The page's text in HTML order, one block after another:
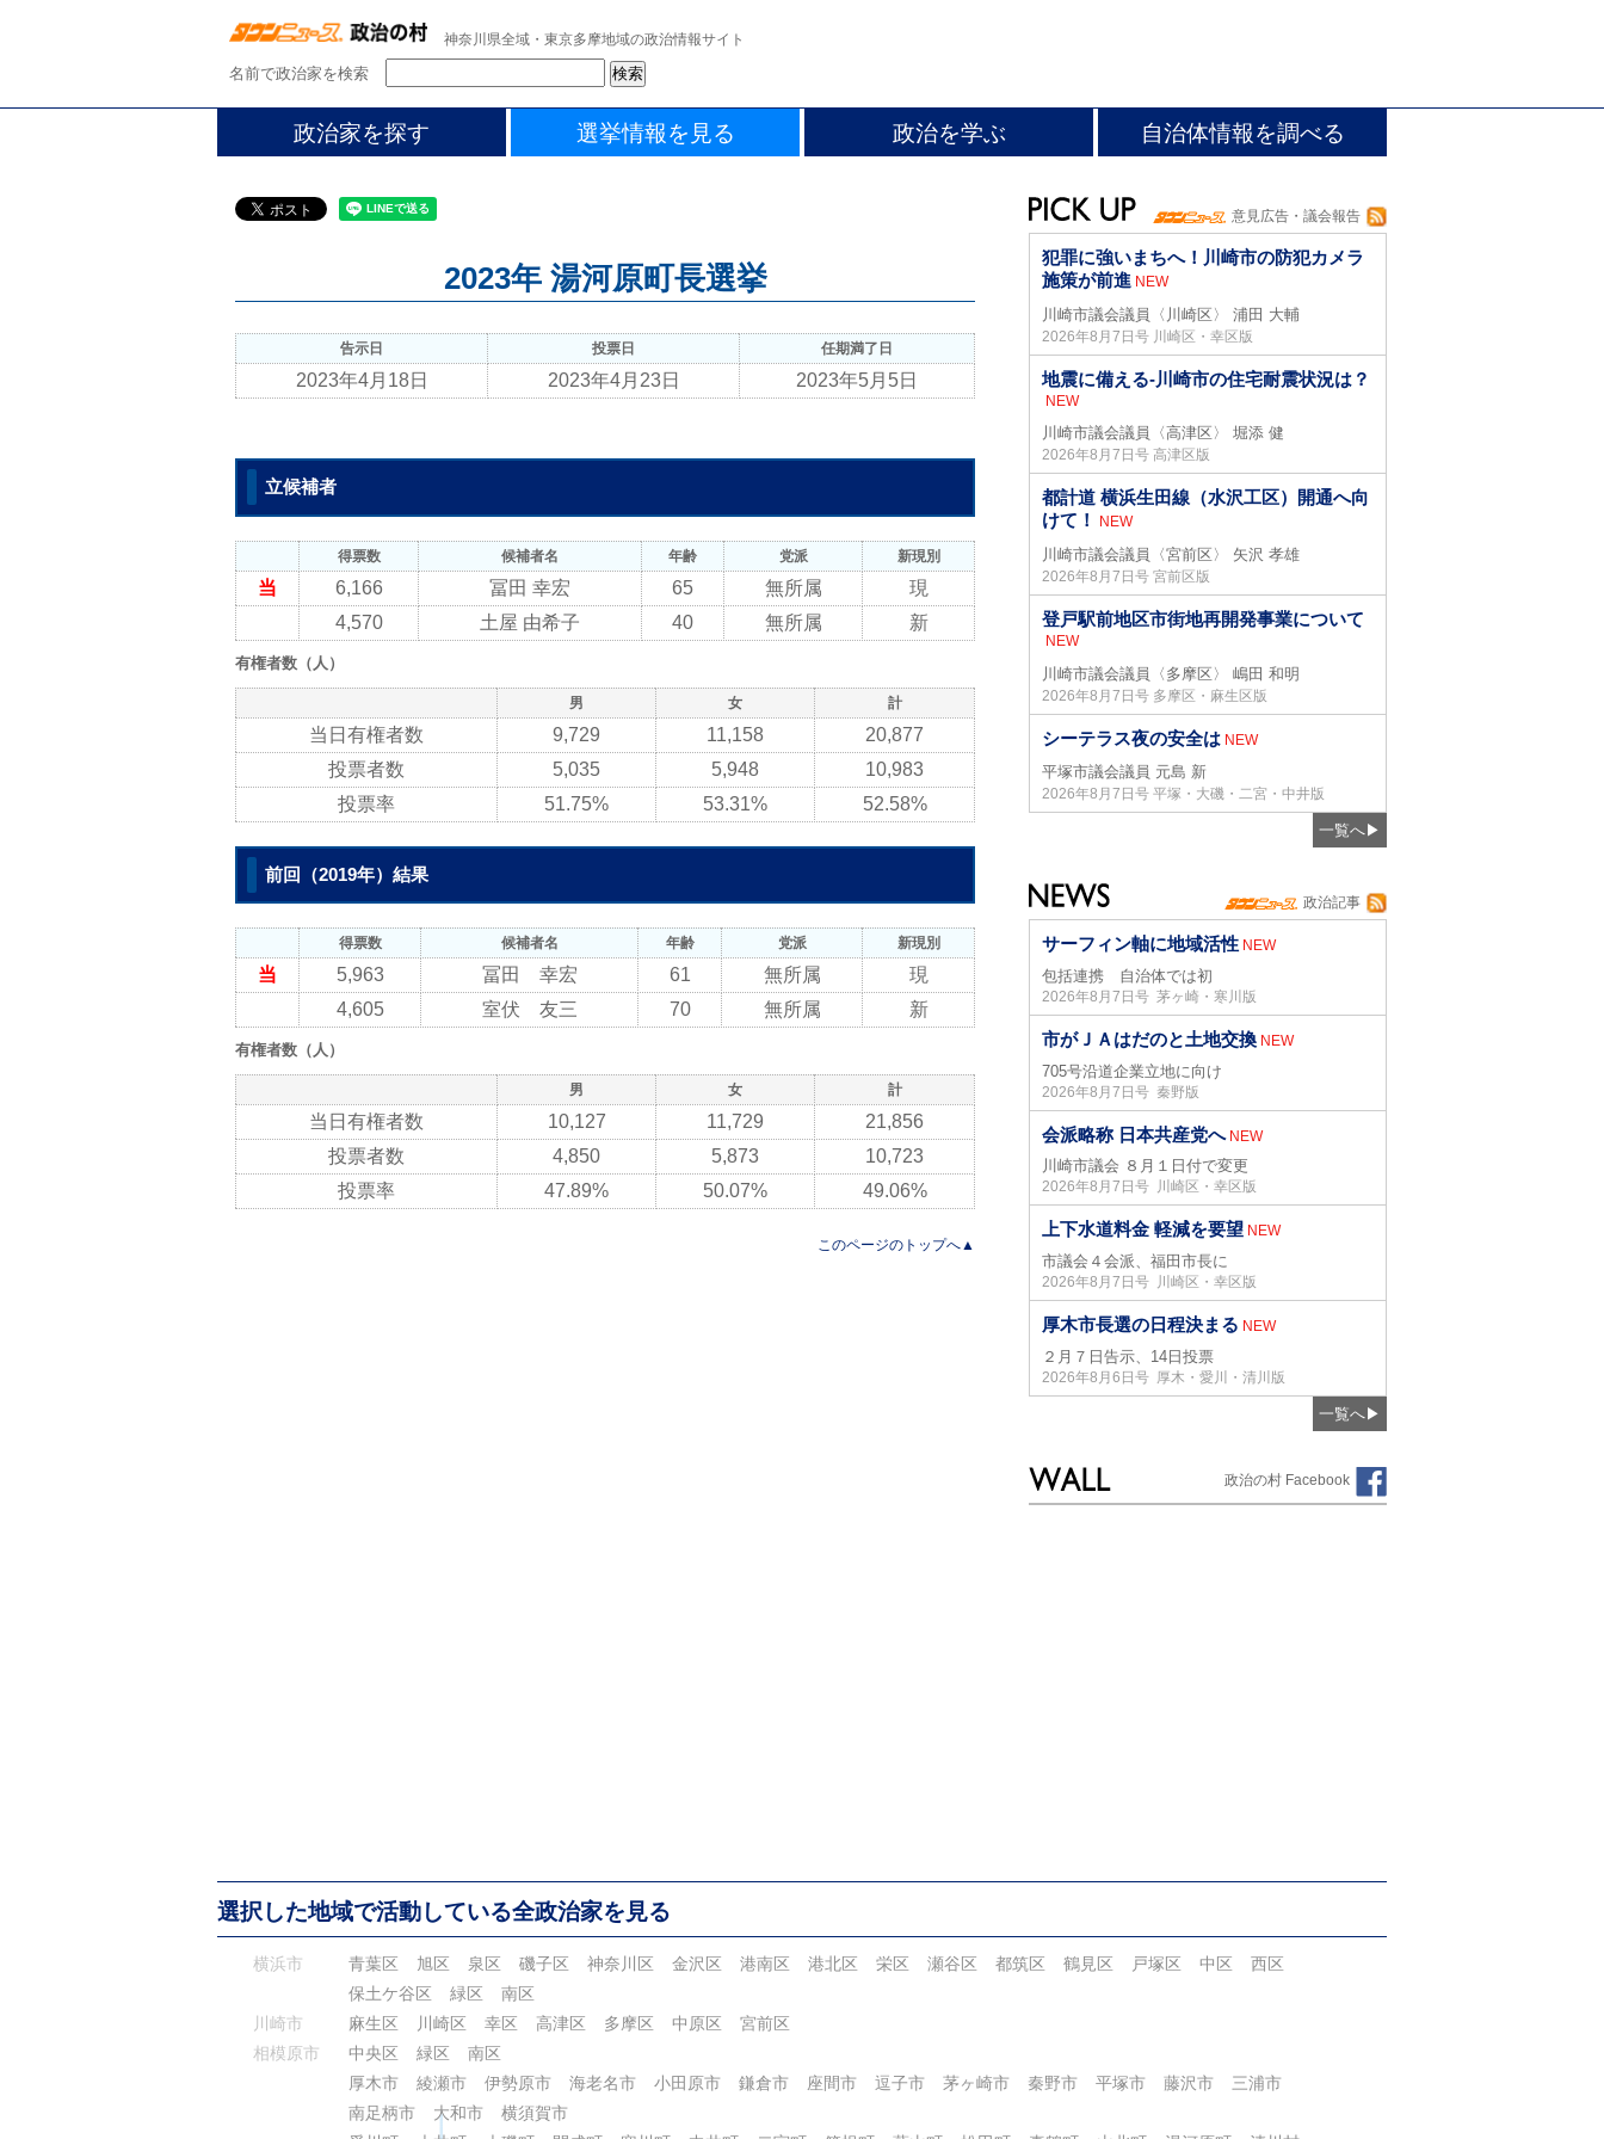
神奈川県全域・東京多摩地域の政治情報サイト
名前で政治家を検索
政治家を探す 選挙情報を見る 政治を学ぶ 自治体情報を調べる
2023年 湯河原町長選挙
告示日 投票日 任期満了日
2023年4月18日 2023年4月23日 2023年5月5日
立候補者
得票数 候補者名 年齢 党派 新現別
当 6,166 冨田 幸宏 65 無所属
現
4,570
土屋 由希子 40 無所属 新
有権者数（人）
男 女 計
当日有権者数 9,729 11,158
20,877
投票者数
5,035 5,948
10,983
投票率
51.75% 53.31% 52.58%
前回（2019年）結果
得票数 候補者名 年齢 党派 新現別
当 5,963 冨田 幸宏 61 無所属
現
4,605
室伏 友三 70 無所属 新
有権者数（人）
男 女 計
当日有権者数 10,127 11,729
21,856
投票者数
4,850 5,873
10,723
投票率
47.89% 50.07% 49.06%
このページのトップへ▲
意見広告・議会報告
犯罪に強いまちへ！川崎市の防犯カメラ
施策が前進 NEW
川崎市議会議員〈川崎区〉 浦田 大輔
2026年8月7日号 川崎区・幸区版
地震に備える-川崎市の住宅耐震状況は？
NEW
川崎市議会議員〈高津区〉 堀添 健
2026年8月7日号 高津区版
都計道 横浜生田線（水沢工区）開通へ向
けて！
NEW
川崎市議会議員〈宮前区〉 矢沢 孝雄
2026年8月7日号 宮前区版
登戸駅前地区市街地再開発事業について
NEW
川崎市議会議員〈多摩区〉 嶋田 和明
2026年8月7日号 多摩区・麻生区版
シーテラス夜の安全は NEW
平塚市議会議員 元島 新
2026年8月7日号 平塚・大磯・二宮・中井版
一覧へ▶
政治記事
サーフィン軸に地域活性 NEW
包括連携 自治体では初
2026年8月7日号 茅ヶ崎・寒川版
市がＪＡはだのと土地交換 NEW
705号沿道企業立地に向け
2026年8月7日号 秦野版
会派略称 日本共産党へ NEW
川崎市議会 ８月１日付で変更
2026年8月7日号 川崎区・幸区版
上下水道料金 軽減を要望 NEW
市議会４会派、福田市長に
2026年8月7日号 川崎区・幸区版
厚木市長選の日程決まる NEW
２月７日告示、14日投票
2026年8月6日号 厚木・愛川・清川版
一覧へ▶
政治の村 Facebook
選択した地域で活動している全政治家を見る
横浜市 青葉区 旭区 泉区 磯子区 神奈川区 金沢区 港南区 港北区 栄区 瀬谷区 都筑区 鶴見区 戸塚区 中区
西区
保土ケ谷区
緑区
南区
川崎市
麻生区 川崎区 幸区 高津区 多摩区 中原区
宮前区
相模原市
中央区 緑区
南区
厚木市
綾瀬市 伊勢原市 海老名市 小田原市 鎌倉市 座間市 逗子市 茅ヶ崎市 秦野市 平塚市 藤沢市
三浦市
南足柄市
大和市
横須賀市